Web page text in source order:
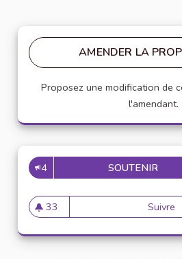
AMENDER LA
Proposez une modification de
l'amendant.
4 SOUTENIR
33
33 abonnés
Suivre